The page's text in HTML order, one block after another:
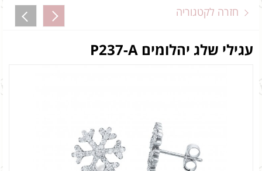
חזרה לקטגוריה
עגילי שלג יהלומים P237-A